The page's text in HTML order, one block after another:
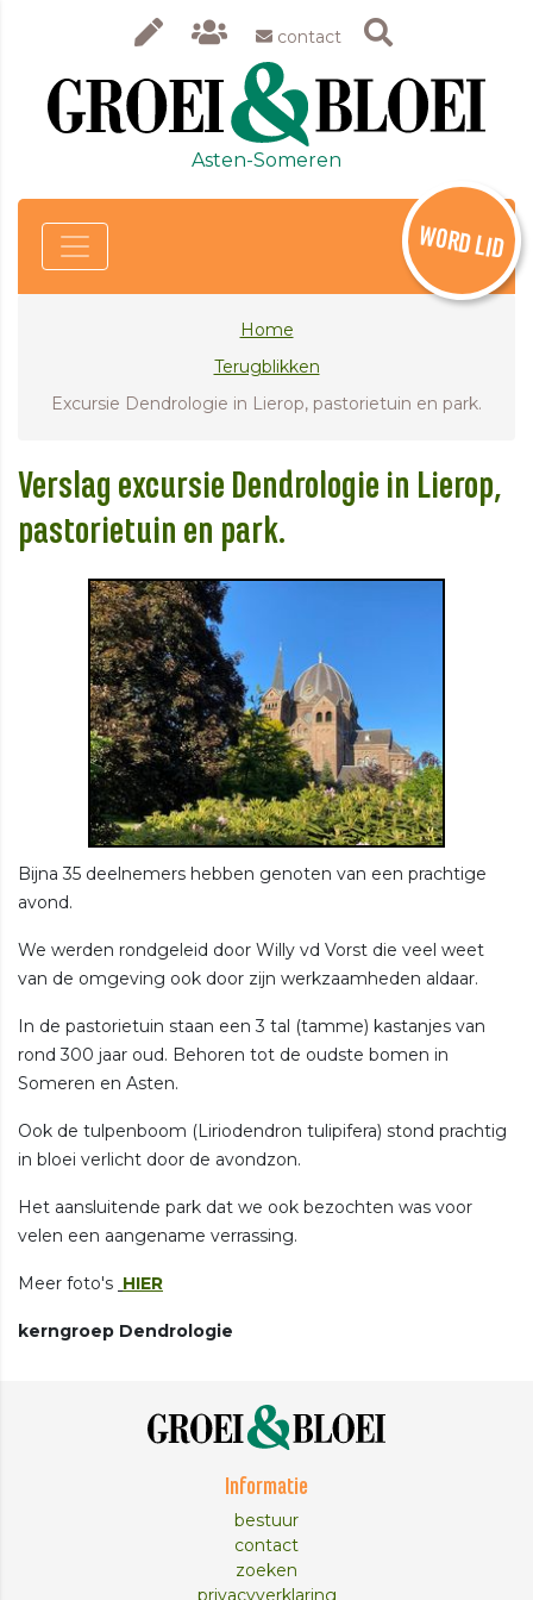
contact
Asten-Someren
WORD LID
Home
Terugblikken
Excursie Dendrologie in Lierop, pastorietuin en park.
Verslag excursie Dendrologie in Lierop,
pastorietuin en park.
Bijna 35 deelnemers hebben genoten van een prachtige
avond.
We werden rondgeleid door Willy vd Vorst die veel weet
van de omgeving ook door zijn werkzaamheden aldaar.
In de pastorietuin staan een 3 tal (tamme) kastanjes van
rond 300 jaar oud. Behoren tot de oudste bomen in
Someren en Asten.
Ook de tulpenboom (Liriodendron tulipifera) stond prachtig
in bloei verlicht door de avondzon.
Het aansluitende park dat we ook bezochten was voor
velen een aangename verrassing.
Meer foto's HIER
kerngroep Dendrologie
Informatie
bestuur
contact
zoeken